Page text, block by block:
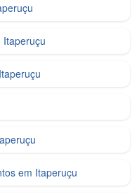
Itaperuçu
em Itaperuçu